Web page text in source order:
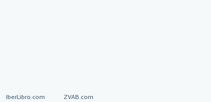
IberLibro.com ZVAB.com